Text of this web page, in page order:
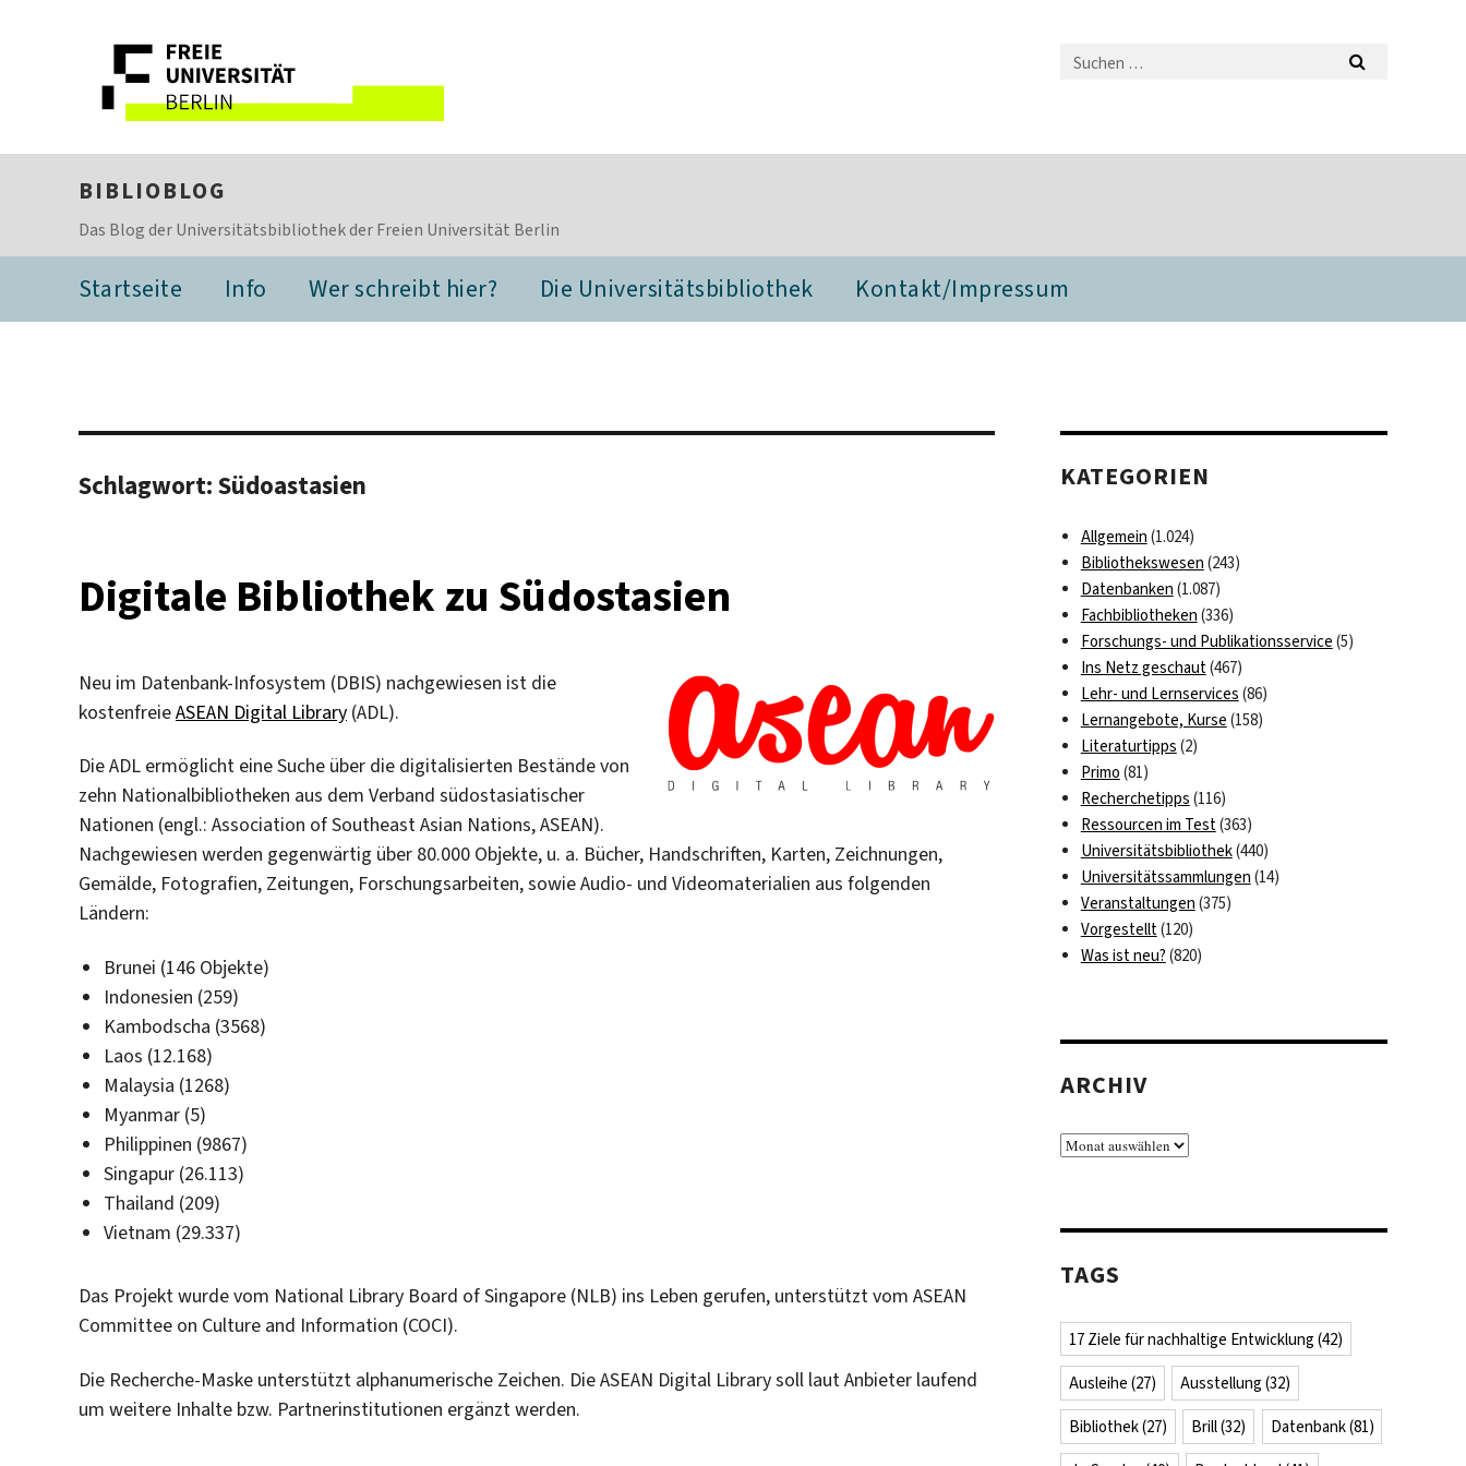
BIBLIOBLOG
Das Blog der Universitätsbibliothek der Freien Universität Berlin
Startseite Info Wer schreibt hier? Die Universitätsbibliothek Kontakt/Impressum
Schlagwort: Südoastasien
Digitale Bibliothek zu Südostasien
Neu im Datenbank-Infosystem (DBIS) nachgewiesen ist die
kostenfreieASEAN Digital Library (ADL).
Die ADL ermöglicht eine Suche über die digitalisierten Bestände von
zehn Nationalbibliotheken aus dem Verband südostasiatischer
Nationen (engl.: Association of Southeast Asian Nations, ASEAN).
Nachgewiesen werden gegenwärtig über 80.000 Objekte, u. a. Bücher, Handschriften, Karten, Zeichnungen,
Gemälde, Fotografien, Zeitungen, Forschungsarbeiten, sowie Audio- und Videomaterialien aus folgenden
Ländern:
Brunei (146 Objekte)
Indonesien (259)
Kambodscha (3568)
Laos (12.168)
Malaysia (1268)
Myanmar (5)
Philippinen (9867)
Singapur (26.113)
Thailand (209)
Vietnam (29.337)
Das Projekt wurde vom National Library Board of Singapore (NLB) ins Leben gerufen, unterstützt vom ASEAN
Committee on Culture and Information (COCI).
Die Recherche-Maske unterstützt alphanumerische Zeichen. Die ASEAN Digital Library soll laut Anbieter laufend
um weitere Inhalte bzw. Partnerinstitutionen ergänzt werden.
KATEGORIEN
Allgemein (1.024)
Bibliothekswesen (243)
Datenbanken (1.087)
Fachbibliotheken (336)
Forschungs- und Publikationsservice (5)
Ins Netz geschaut(467)
Lehr- und Lernservices (86)
Lernangebote, Kurse (158)
Literaturtipps (2)
Primo (81)
Recherchetipps (116)
Ressourcen im Test(363)
Universitätsbibliothek(440)
Universitätssammlungen (14)
Veranstaltungen (375)
Vorgestellt(120)
Was ist neu? (820)
ARCHIV
Archiv
TAGS
17 Ziele für nachhaltige Entwicklung (42)
Ausleihe (27) Ausstellung (32)
Bibliothek(27) Brill(32) Datenbank(81)